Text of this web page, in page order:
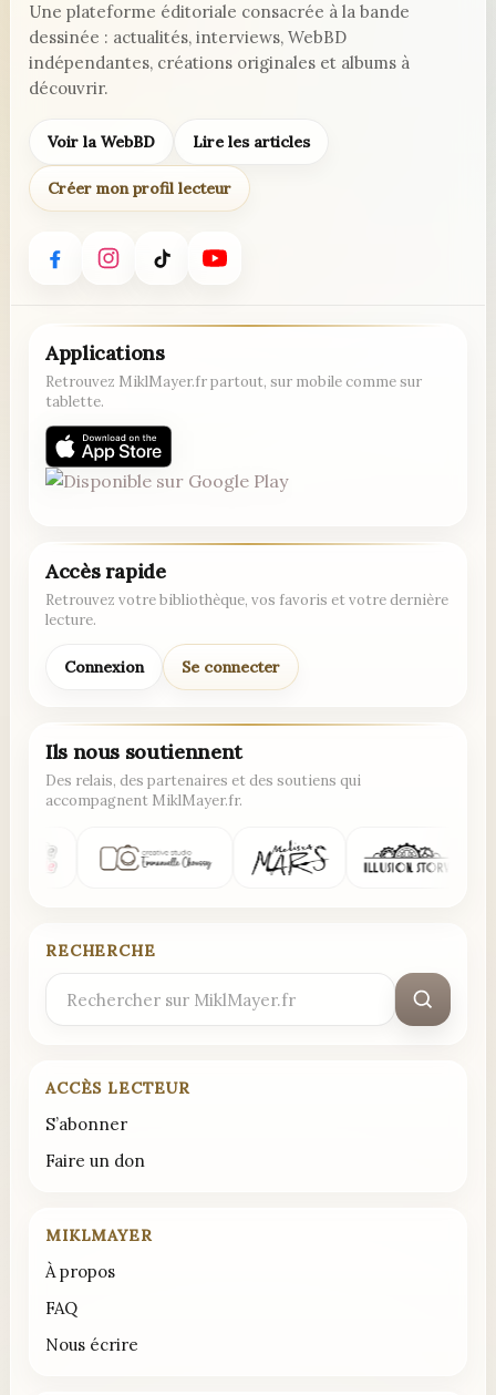
Une plateforme éditoriale consacrée à la bande
dessinée : actualités, interviews, WebBD
indépendantes, créations originales et albums à
découvrir.
Voir la WebBD Lire les articles
Créer mon profil lecteur
Applications
Retrouvez MiklMayer.fr partout, sur mobile comme sur
tablette.
Accès rapide
Retrouvez votre bibliothèque, vos favoris et votre dernière
lecture.
Connexion Se connecter
Ils nous soutiennent
Des relais, des partenaires et des soutiens qui
accompagnent MiklMayer.fr.
RECHERCHE
Rechercher
ACCÈS LECTEUR
S’abonner
Faire un don
MIKLMAYER
À propos
FAQ
Nous écrire